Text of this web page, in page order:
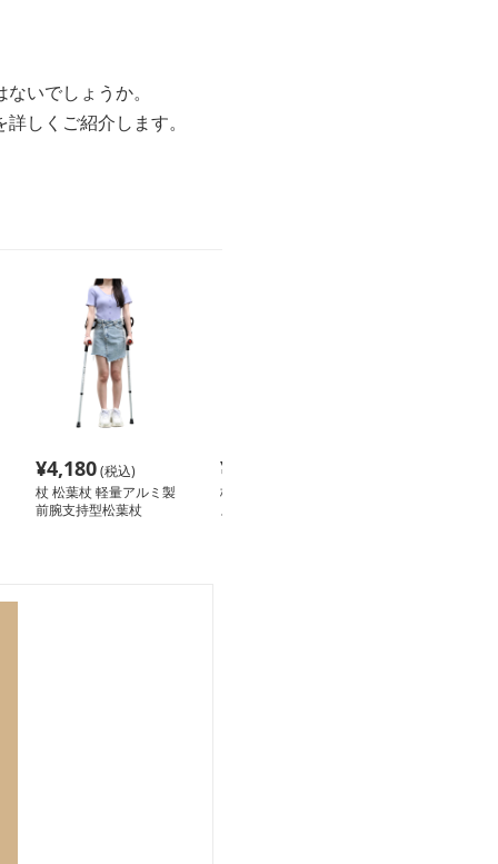
いでしょうか。
しくご紹介します。
¥4,180(税込)
杖 松葉杖 軽量アルミ製
前腕支持型松葉杖
¥
杖 松葉杖 安定歩行アシ
スト松葉杖